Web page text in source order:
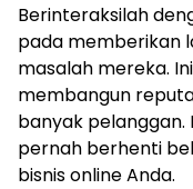
Berinteraksilah
pada memberikan
masalah mereka.
membangun
banyak
pernah berhenti
bisnis online Anda.